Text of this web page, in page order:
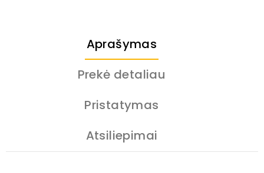
Aprašymas
Prekė detaliau
Pristatymas
Atsiliepimai